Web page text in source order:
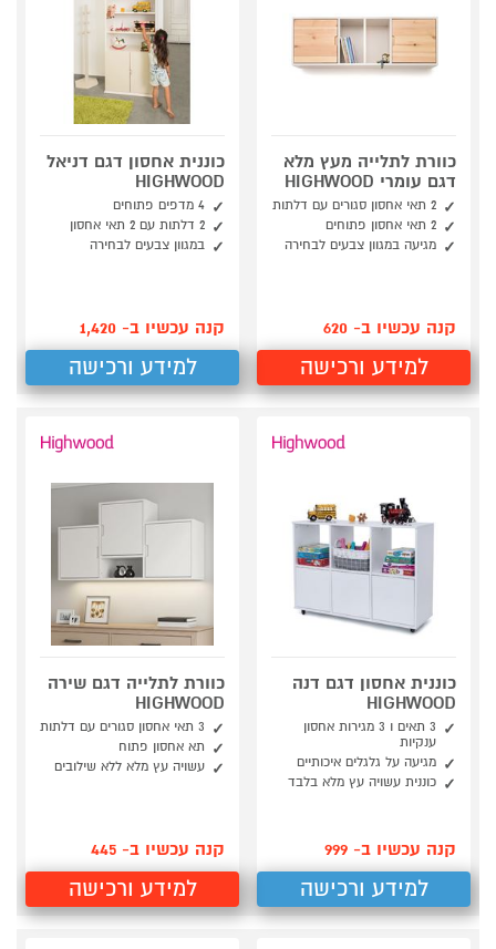
כוורת לתלייה מעץ מלא
דגם עומרי HIGHWOOD
2 תאי אחסון סגורים עם דלתות
2 תאי אחסון פתוחים
מגיעה במגוון צבעים לבחירה
קנה עכשיו ב- 620
למידע ורכישה
כוננית אחסון דגם דניאל
HIGHWOOD
4 מדפים פתוחים
2 דלתות עם 2 תאי אחסון
במגוון צבעים לבחירה
קנה עכשיו ב- 1,420
למידע ורכישה
כוננית אחסון דגם דנה
HIGHWOOD
3 תאים ו 3 מגירות אחסון
ענקיות
מגיעה על גלגלים איכותיים
כוננית עשויה עץ מלא בלבד
קנה עכשיו ב- 999
למידע ורכישה
כוורת לתלייה דגם שירה
HIGHWOOD
3 תאי אחסון סגורים עם דלתות
תא אחסון פתוח
עשויה עץ מלא ללא שילובים
קנה עכשיו ב- 445
למידע ורכישה